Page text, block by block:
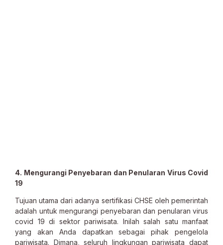
4. Mengurangi Penyebaran dan Penularan Virus Covid
19
Tujuan utama dari adanya sertifikasi CHSE oleh pemerintah
adalah untuk mengurangi penyebaran dan penularan virus
covid 19 di sektor pariwisata. Inilah salah satu manfaat
yang akan Anda dapatkan sebagai pihak pengelola
pariwisata. Dimana, seluruh lingkungan pariwisata dapat